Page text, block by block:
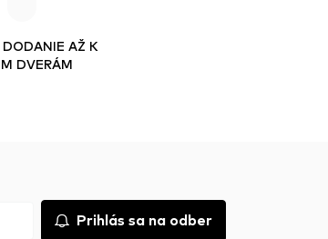
DODANIE AŽ K
DVERÁM
Prihlás sa na odber